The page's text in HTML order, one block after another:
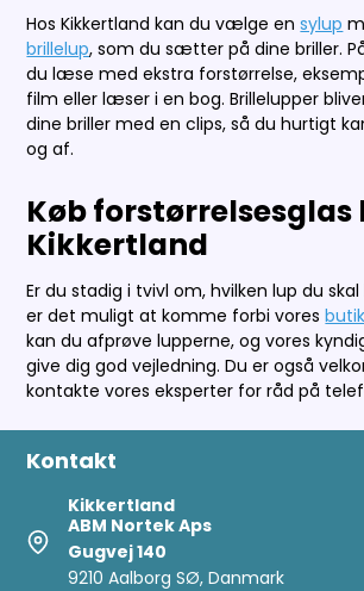
Hos Kikkertland kan du vælge ensylup
brillelup, som du sætter på dine briller.
du læse med ekstra forstørrelse,
film eller læser i en bog. Brillelupper
dine briller med en clips, så du hurtigt
og af.
Køb forstørrelsesglas
Kikkertland
Er du stadig i tvivl om, hvilken lup du skal
er det muligt at komme forbi vores
kan du afprøve lupperne, og vores
give dig god vejledning. Du er også
kontakte vores eksperter for råd på
Kontakt
Kikkertland
ABM Nortek Aps
Gugvej 140
9210 Aalborg SØ, Danmark